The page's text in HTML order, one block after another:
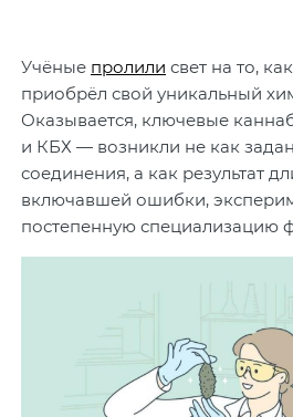
Учёные пролили свет на то,
приобрёл свой уникальный
Оказывается, ключевые
и КБХ — возникли не как
соединения, а как результат
включавшей ошибки,
постепенную специализацию